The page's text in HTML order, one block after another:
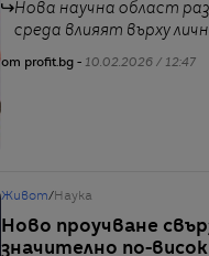
Нова научна област
среда влияят върху
от profit.bg - 10.02.2026 / 12:47
Живот/ Наука
Ново проучване
значително по-